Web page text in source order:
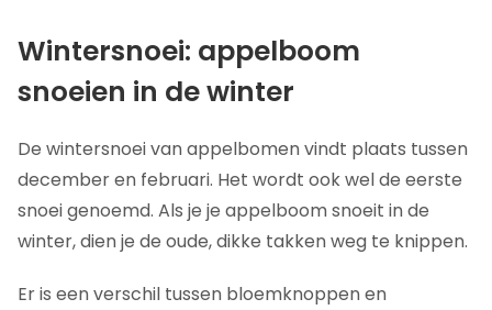
Wintersnoei: appelboom
snoeien in de winter
De wintersnoei van appelbomen vindt plaats tussen
december en februari. Het wordt ook wel de eerste
snoei genoemd. Als je je appelboom snoeit in de
winter, dien je de oude, dikke takken weg te knippen.
Er is een verschil tussen bloemknoppen en